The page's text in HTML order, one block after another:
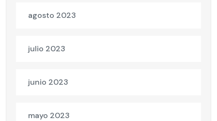
agosto 2023
julio 2023
junio 2023
mayo 2023